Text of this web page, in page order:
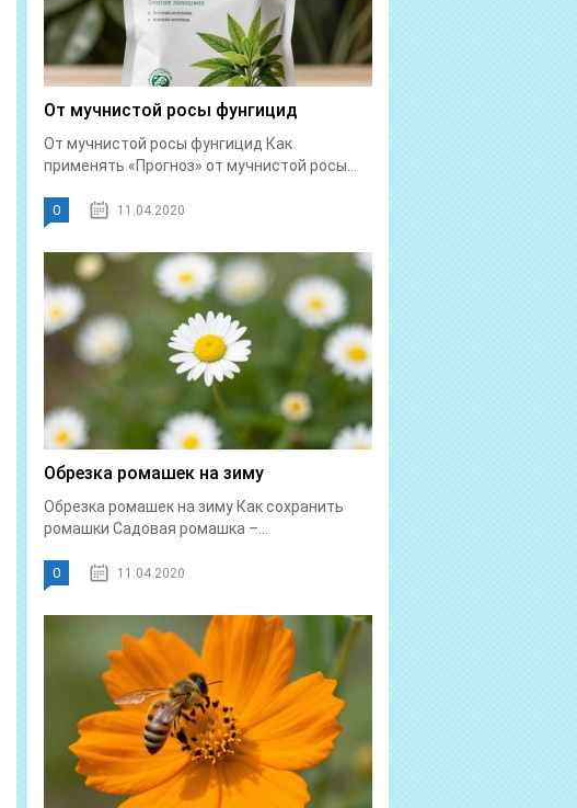
От мучнистой росы фунгицид
От мучнистой росы фунгицид Как
применять «Прогноз» от мучнистой росы...
0 11.04.2020
Обрезка ромашек на зиму
Обрезка ромашек на зиму Как сохранить
ромашки Садовая ромашка –...
0 11.04.2020